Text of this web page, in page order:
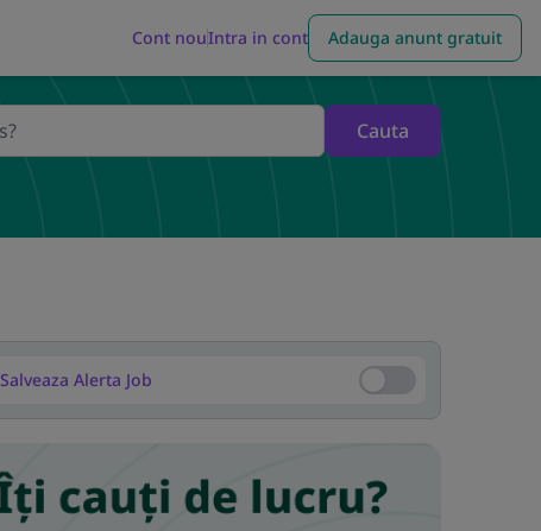
Cont nouIntra in cont Adauga anunt gratuit
Cauta
Salveaza Alerta Job Salveaza Alerta Job